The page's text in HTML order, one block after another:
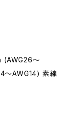
(AWG26～
～AWG14) 素線